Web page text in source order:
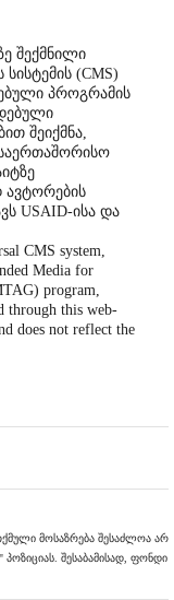
შექმნილი
(CMS)
პროგრამის
შეიქმნა,
ავტორების
USAID-ისა და
CMS system,
Media for
program,
through this web-
does not reflect the
მოსაზრება შესაძლოა არ
შესაბამისად, ფონდი